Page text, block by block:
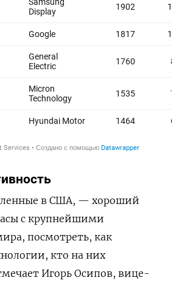
в США, — хороший
с крупнейшими
посмотреть, как
кто на них
Игорь Осипов, вице-